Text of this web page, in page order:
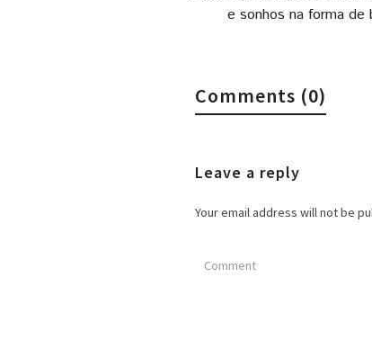
e sonhos na forma de
Comments (0)
Leave a reply
Your email address will not be